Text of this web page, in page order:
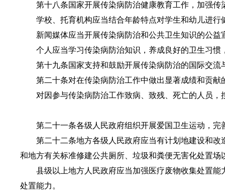
第十八条国家开展传染病防治健康教育工作，加强传
学校、托育机构应当结合年龄特点对学生和幼儿进行
新闻媒体应当开展传染病防治和公共卫生知识的公益
个人应当学习传染病防治知识，养成良好的卫生习惯
第十九条国家支持和鼓励开展传染病防治的国际交流
第二十条对在传染病防治工作中做出显著成绩和贡献
对因参与传染病防治工作致病、致残、死亡的人员，
第二十一条各级人民政府组织开展爱国卫生运动，完
第二十二条地方各级人民政府应当有计划地建设和改
和地方有关标准修建公共厕所、垃圾和粪便无害化处置
县级以上地方人民政府应当加强医疗废物收集处置能
处置能力。